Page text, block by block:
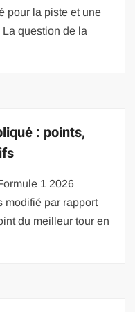
pour la piste et une
question de la
: points,
1 2026
modifié par rapport
du meilleur tour en